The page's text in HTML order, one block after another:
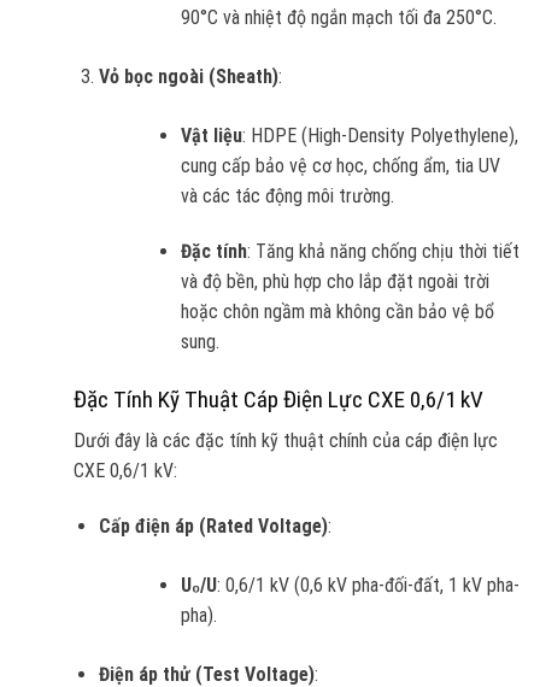
90°C và nhiệt độ ngắn mạch tối đa 250°C.
Vỏ bọc ngoài (Sheath):
Vật liệu: HDPE (High-Density Polyethylene),
cung cấp bảo vệ cơ học, chống ẩm, tia UV
và các tác động môi trường.
Đặc tính: Tăng khả năng chống chịu thời tiết
và độ bền, phù hợp cho lắp đặt ngoài trời
hoặc chôn ngầm mà không cần bảo vệ bổ
sung.
Đặc Tính Kỹ Thuật Cáp Điện Lực CXE 0,6/1 kV
Dưới đây là các đặc tính kỹ thuật chính của cáp điện lực
CXE 0,6/1 kV:
Cấp điện áp (Rated Voltage):
U₀/U: 0,6/1 kV (0,6 kV pha-đối-đất, 1 kV pha-
pha).
Điện áp thử (Test Voltage):